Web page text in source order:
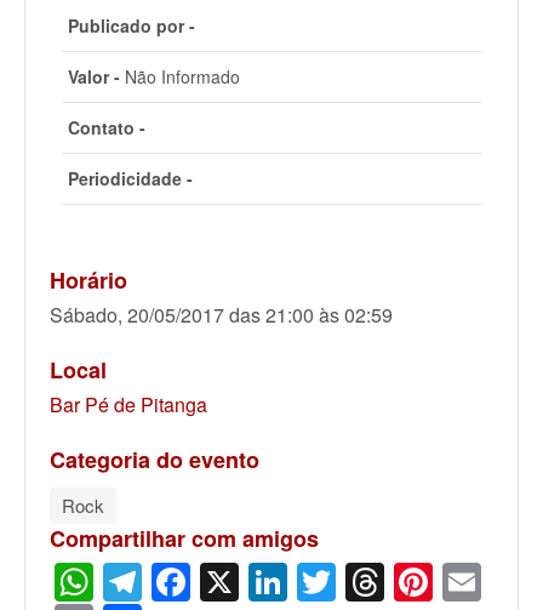
Publicado por -
Valor - Não Informado
Contato -
Periodicidade -
Horário
Sábado, 20/05/2017 das 21:00 às 02:59
Local
Bar Pé de Pitanga
Categoria do evento
Rock
Compartilhar com amigos
WhatsApp
Telegram
Facebook
X LinkedIn
Twitter
Threads